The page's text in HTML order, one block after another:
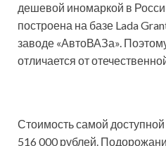
дешевой иномаркой в
построена на базе Lada
заводе «АвтоВАЗа».
отличается от
Стоимость самой
516 000 рублей.